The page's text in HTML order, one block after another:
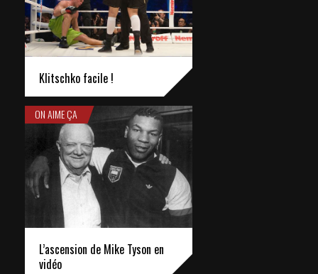
Klitschko facile !
ON AIME ÇA
L’ascension de Mike Tyson en
vidéo